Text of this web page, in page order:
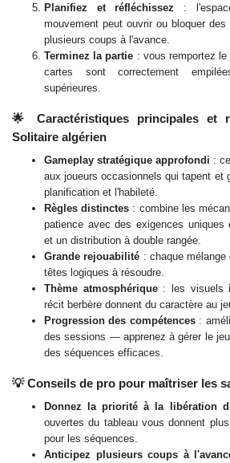
Planifiez et réfléchissez :
mouvement peut ouvrir ou bloquer
plusieurs coups à l'avance.
Terminez la partie : vous remportez
cartes sont correctement
supérieures.
🌟 Caractéristiques principales et
Solitaire algérien
Gameplay stratégique approfondi :
aux joueurs occasionnels qui tapent et
planification et l'habileté.
Règles distinctes : combine les
patience avec des exigences uniques
et un distribution à double rangée.
Grande rejouabilité : chaque
têtes logiques à résoudre.
Thème atmosphérique: les visuels
récit berbère donnent du caractère au
Progression des compétences:
des sessions — apprenez à gérer le
des séquences efficaces.
💡 Conseils de pro pour maîtriser les
Donnez la priorité à la libération
ouvertes du tableau vous donnent
pour les séquences.
Anticipez plusieurs coups à